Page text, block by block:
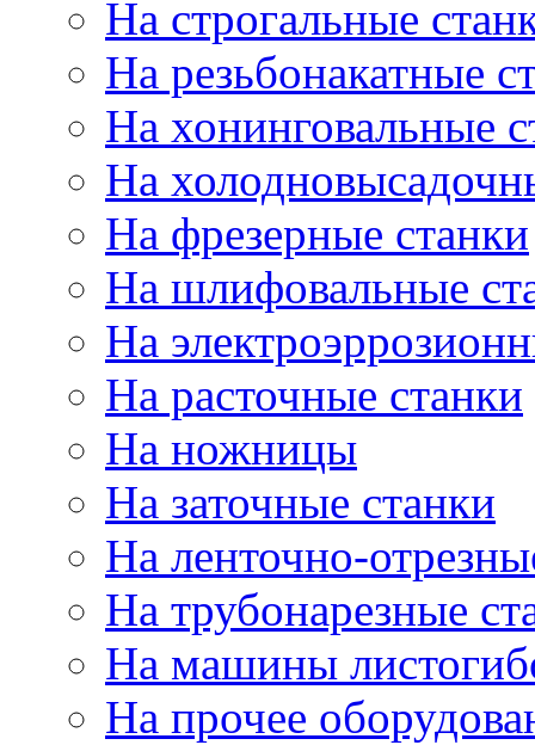
На строгальные
На резьбонакатные
На хонинговальные
На
На фрезерные станки
На шлифовальные
На
На расточные станки
На ножницы
На заточные станки
На ленточно-
На трубонарезные
На машины
На прочее